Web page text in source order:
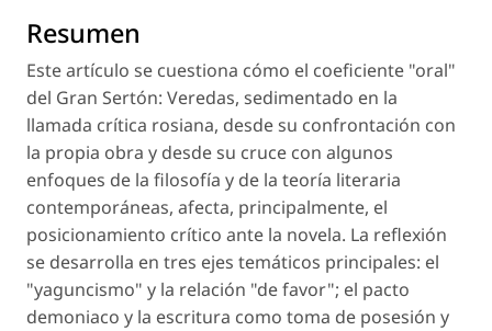
Resumen
Este artículo se cuestiona cómo el coeficiente "oral"
del Gran Sertón: Veredas, sedimentado en la
llamada crítica rosiana, desde su confrontación con
la propia obra y desde su cruce con algunos
enfoques de la filosofía y de la teoría literaria
contemporáneas, afecta, principalmente, el
posicionamiento crítico ante la novela. La reflexión
se desarrolla en tres ejes temáticos principales: el
"yaguncismo" y la relación "de favor"; el pacto
demoniaco y la escritura como toma de posesión y